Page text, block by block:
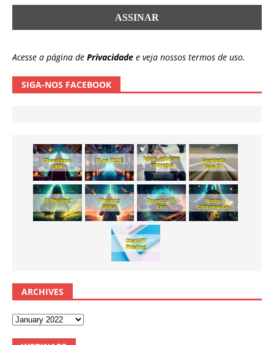
Acesse a página de Privacidade e veja nossos termos de uso.
SIGA-NOS FACEBOOK
ARCHIVES